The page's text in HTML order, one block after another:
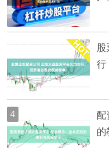
行
4
配